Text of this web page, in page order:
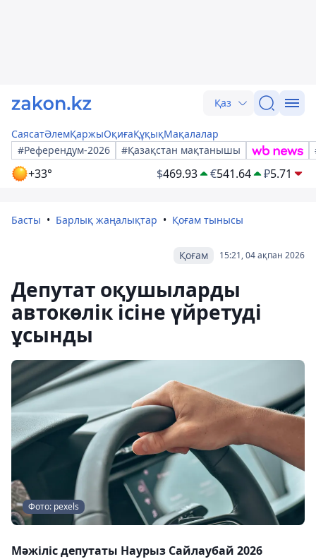
Қаз
СаясатӘлемҚаржыОқиғаҚұқықМақалалар
#Референдум-2026
#Қазақстан мақтанышы
+33° $469.93 €541.64 ₽5.71
Басты Барлық жаңалықтар Қоғам тынысы
15:21, 04 ақпан 2026
Қоғам
Депутат оқушыларды
автокөлік ісіне үйретуді
ұсынды
Фото: pexels
Мәжіліс депутаты Наурыз Сайлаубай 2026